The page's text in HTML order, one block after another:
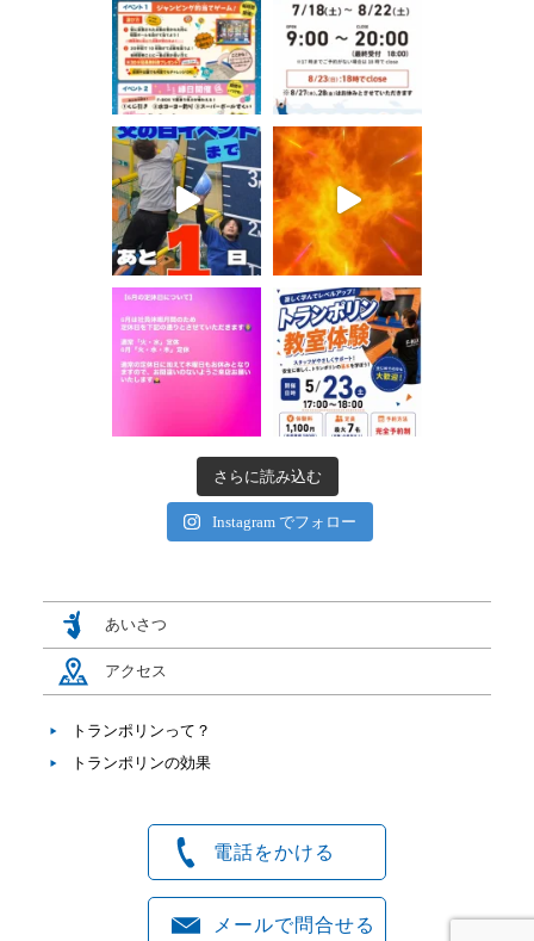
さらに読み込む
Instagram でフォロー
あいさつ
アクセス
トランポリンって？
トランポリンの効果
電話をかける
メールで問合せる